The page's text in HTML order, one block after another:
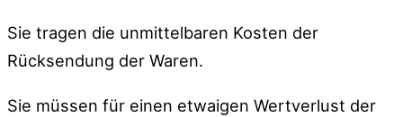
Sie tragen die unmittelbaren Kosten der
Rücksendung der Waren.
Sie müssen für einen etwaigen Wertverlust der